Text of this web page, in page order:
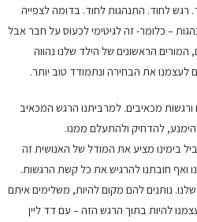
רגש לחוד. התנהגות לחוד. בדומה לצפייה
– כלומר- זה לגיטימי לכעוס על חבר אבל
המורים הראשונים של הילד שלנו נהווה
לעצמנו את הבחירה ונתמודד טוב יותר.
ורגשות מכאיבים. למרביתנו הרגש המכאיב
להדחיק ולהתעלם ממנו.
בימינו מציע את המודל של האנושית זה
ואף חובתנו להרגיש את כל קשת הרגשות.
נותנים להם מקום להיות, משלימים איתם
להיות בתוך הרגש הזה – עם דד ליין